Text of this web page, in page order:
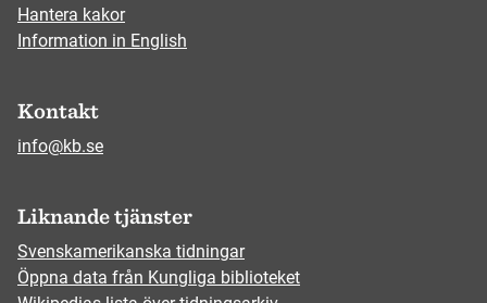
Hantera kakor
Information in English
Kontakt
info@kb.se
Liknande tjänster
Svenskamerikanska tidningar
Öppna data från Kungliga biblioteket